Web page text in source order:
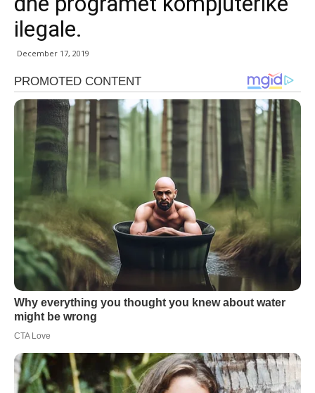
ilegale.
December 17, 2019